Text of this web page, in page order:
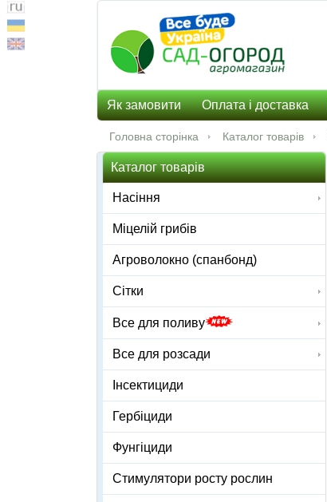
Як замовити Оплата і доставка
Головна сторінка Каталог товарів
Каталог товарів
Насіння
Міцелій грибів
Агроволокно (спанбонд)
Сітки
Все для поливу
Все для розсади
Інсектициди
Гербіциди
Фунгіциди
Стимулятори росту рослин